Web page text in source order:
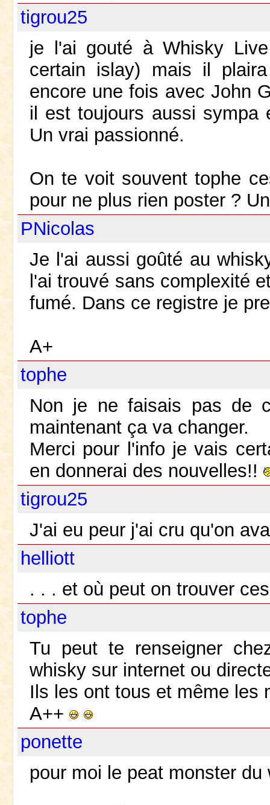
tigrou25
je l'ai gouté à Whisky
certain islay) mais il
encore une fois avec John
il est toujours aussi sympa
Un vrai passionné.
On te voit souvent tophe
pour ne plus rien poster ?
PNicolas
Je l'ai aussi goûté au
l'ai trouvé sans complexité
fumé. Dans ce registre je
A+
tophe
Non je ne faisais pas de
maintenant ça va changer.
Merci pour l'info je vais
en donnerai des nouvelles!!
tigrou25
J'ai eu peur j'ai cru qu'on
helliott
. . . et où peut on trouver
tophe
Tu peut te renseigner
whisky sur internet ou
Ils les ont tous et même les
A++
ponette
pour moi le peat monster